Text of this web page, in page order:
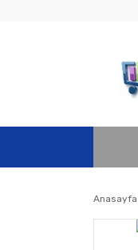
Anasayfa